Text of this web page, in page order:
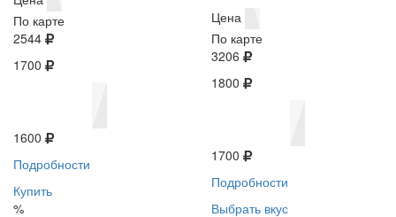
По карте
2544
1700
1600
Подробности
Купить
%
Цена
По карте
3206
1800
1700
Подробности
Выбрать вкус